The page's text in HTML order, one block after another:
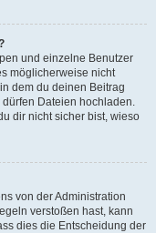
und einzelne Benutzer
möglicherweise nicht
dem du deinen Beitrag
Dateien hochladen.
dir nicht sicher bist, wieso
von der Administration
verstoßen hast, kann
dies die Entscheidung der